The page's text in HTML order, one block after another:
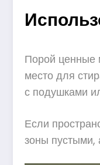
Порой ценные
место для
с подушками
Если
зоны пустыми,